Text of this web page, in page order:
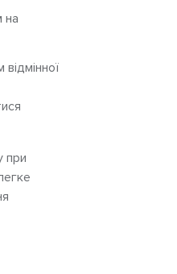
на
при